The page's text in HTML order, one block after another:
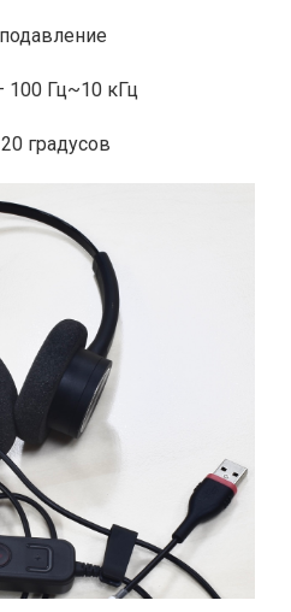
100 Гц~10 кГц
градусов